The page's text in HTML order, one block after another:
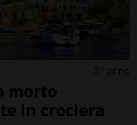
1 anno
morto
in crociera